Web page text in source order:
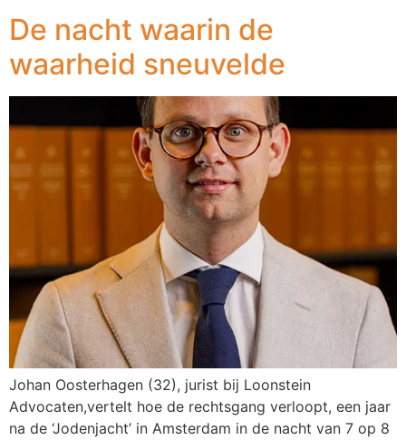
De nacht waarin de
waarheid sneuvelde
Johan Oosterhagen (32), jurist bij Loonstein
Advocaten,vertelt hoe de rechtsgang verloopt, een jaar
na de ‘Jodenjacht’ in Amsterdam in de nacht van 7 op 8